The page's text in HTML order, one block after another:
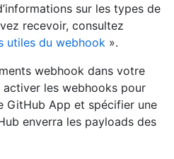
sur les types de
recevoir, consultez
utiles du webhook ».
webhook dans votre
les webhooks pour
GitHub App et spécifier une
enverra les payloads des